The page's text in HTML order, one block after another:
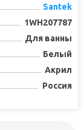
Santek
1WH207787
Для ванны
Белый
Акрил
Россия